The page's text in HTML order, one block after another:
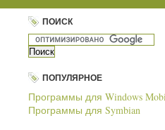
ПОИСК
ПОПУЛЯРНОЕ
Программы для Windows
Программы для Symbian